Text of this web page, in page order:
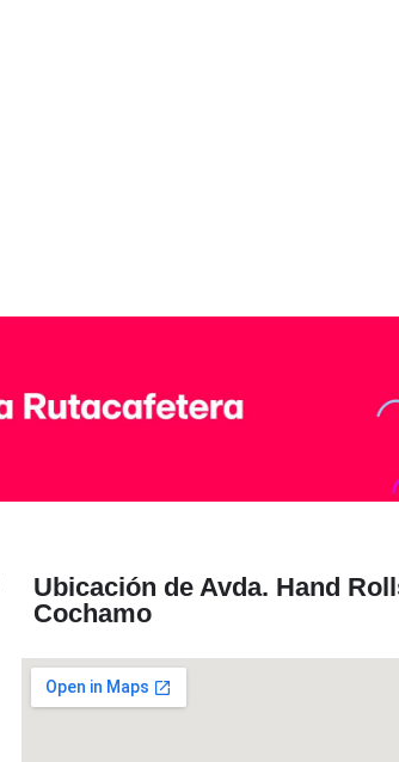
Ubicación de Avda. Hand
Cochamo